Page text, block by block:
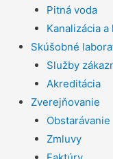
Pitná voda
Kanalizácia
Skúšobné
Služby
Akreditácia
Zverejňovanie
Obstarávanie
Zmluvy